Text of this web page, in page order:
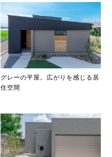
グレーの平屋。広がりを感じる居
住空間